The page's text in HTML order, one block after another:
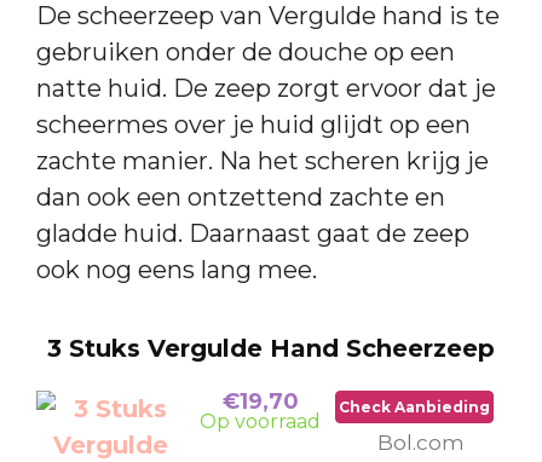
De scheerzeep van Vergulde hand is te
gebruiken onder de douche op een
natte huid. De zeep zorgt ervoor dat je
scheermes over je huid glijdt op een
zachte manier. Na het scheren krijg je
dan ook een ontzettend zachte en
gladde huid. Daarnaast gaat de zeep
ook nog eens lang mee.
3 Stuks Vergulde Hand Scheerzeep
€19,70
Op voorraad
Check Aanbieding
Bol.com